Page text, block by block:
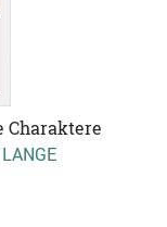
Charaktere